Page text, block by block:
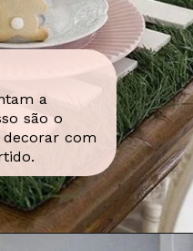
a
são o
com